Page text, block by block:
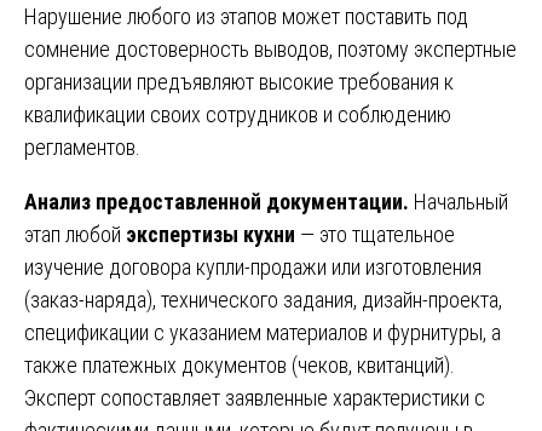
Нарушение любого из этапов может поставить под
сомнение достоверность выводов, поэтому экспертные
организации предъявляют высокие требования к
квалификации своих сотрудников и соблюдению
регламентов.
Анализ предоставленной документации. Начальный
этап любой экспертизы кухни — это тщательное
изучение договора купли-продажи или изготовления
(заказ-наряда), технического задания, дизайн-проекта,
спецификации с указанием материалов и фурнитуры, а
также платежных документов (чеков, квитанций).
Эксперт сопоставляет заявленные характеристики с